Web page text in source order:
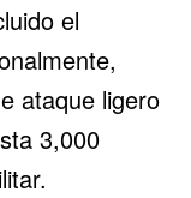
el
ataque ligero
3,000